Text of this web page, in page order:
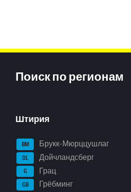
Поиск по регионам
Штирия
BM Брукк-Мюрццушлаг
DL Дойчландсберг
G Грац
GB Грёбминг